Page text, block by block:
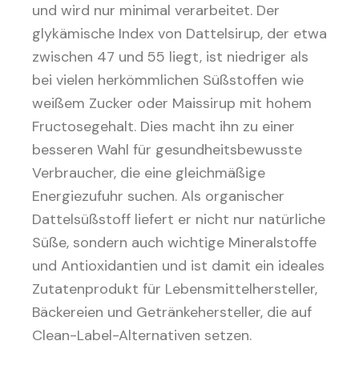
und wird nur minimal verarbeitet. Der
glykämische Index von Dattelsirup, der etwa
zwischen 47 und 55 liegt, ist niedriger als
bei vielen herkömmlichen Süßstoffen wie
weißem Zucker oder Maissirup mit hohem
Fructosegehalt. Dies macht ihn zu einer
besseren Wahl für gesundheitsbewusste
Verbraucher, die eine gleichmäßige
Energiezufuhr suchen. Als organischer
Dattelsüßstoff liefert er nicht nur natürliche
Süße, sondern auch wichtige Mineralstoffe
und Antioxidantien und ist damit ein ideales
Zutatenprodukt für Lebensmittelhersteller,
Bäckereien und Getränkehersteller, die auf
Clean-Label-Alternativen setzen.